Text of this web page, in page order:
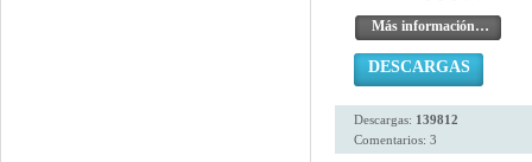
Más información…
DESCARGAS
Descargas: 139812
Comentarios: 3